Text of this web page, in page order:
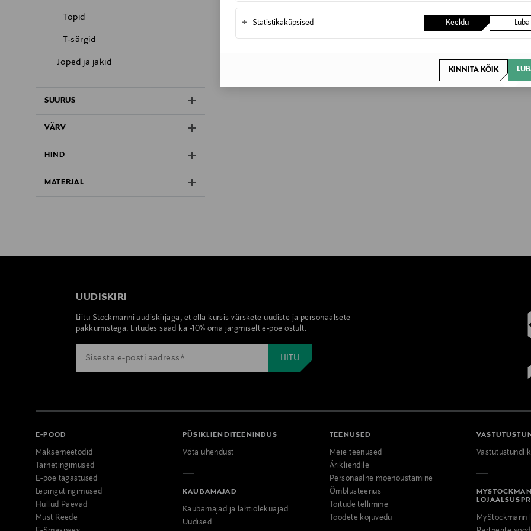
+ Statistikaküpsised Keeldu Luba
KINNITA KÕIK
Topid
T-särgid
Joped ja jakid
SUURUS
VÄRV
HIND
MATERJAL
UUDISKIRI
Liitu Stockmanni uudiskirjaga, et olla kursis värskete uudiste ja personaalsete
pakkumistega. Liitudes saad ka -10% oma järgmiselt e-poe ostult.
E-POOD
Maksemeetodid
Tarnetingimused
E-poe tagastused
Lepingutingimused
Hullud Päevad
Must Reede
PÜSIKLIENDITEENINDUS
Võta ühendust
KAUBAMAJAD
Kaubamajad ja lahtiolekuajad
Uudised
TEENUSED
Meie teenused
Ärikliendile
Personaalne moenõustamine
Õmblusteenus
Toitude tellimine
Toodete kojuvedu
MyStockmann